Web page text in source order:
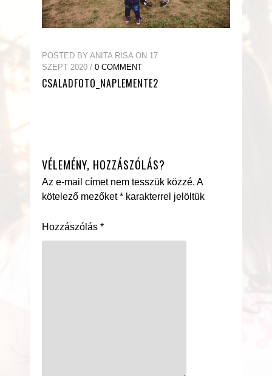
POSTED BY ANITA RISA ON 17
SZEPT 2020 / 0 COMMENT
CSALADFOTO_NAPLEMENTE2
VÉLEMÉNY, HOZZÁSZÓLÁS?
Az e-mail címet nem tesszük közzé. A
kötelező mezőket* karakterrel jelöltük
Hozzászólás *